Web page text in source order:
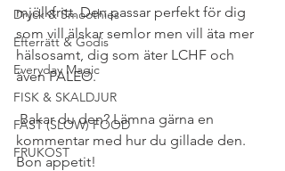
Dryck & Smoothies
Efterrätt & Godis
Everyday Magic
FISK & SKALDJUR
FAST (SLOW) FOOD
FRUKOST
mjölkfritt. Den passar perfekt för dig
som vill älskar semlor men vill äta mer
hälsosamt, dig som äter LCHF och
även PALEO.
Bakar du den? Lämna gärna en
kommentar med hur du gillade den.
Bon appetit!